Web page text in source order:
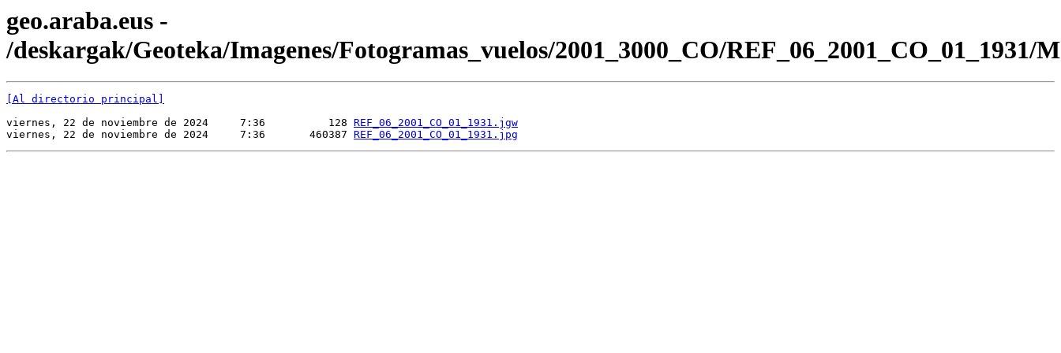
geo.araba.eus -
/deskargak/Geoteka/Imagenes/Fotogramas_vuelos/2001_3000_CO/
[Al directorio principal]
viernes, 22 de noviembre de 2024     7:36          128 REF_06_2001_CO_01_1931.jgw
viernes, 22 de noviembre de 2024     7:36       460387 REF_06_2001_CO_01_1931.jpg